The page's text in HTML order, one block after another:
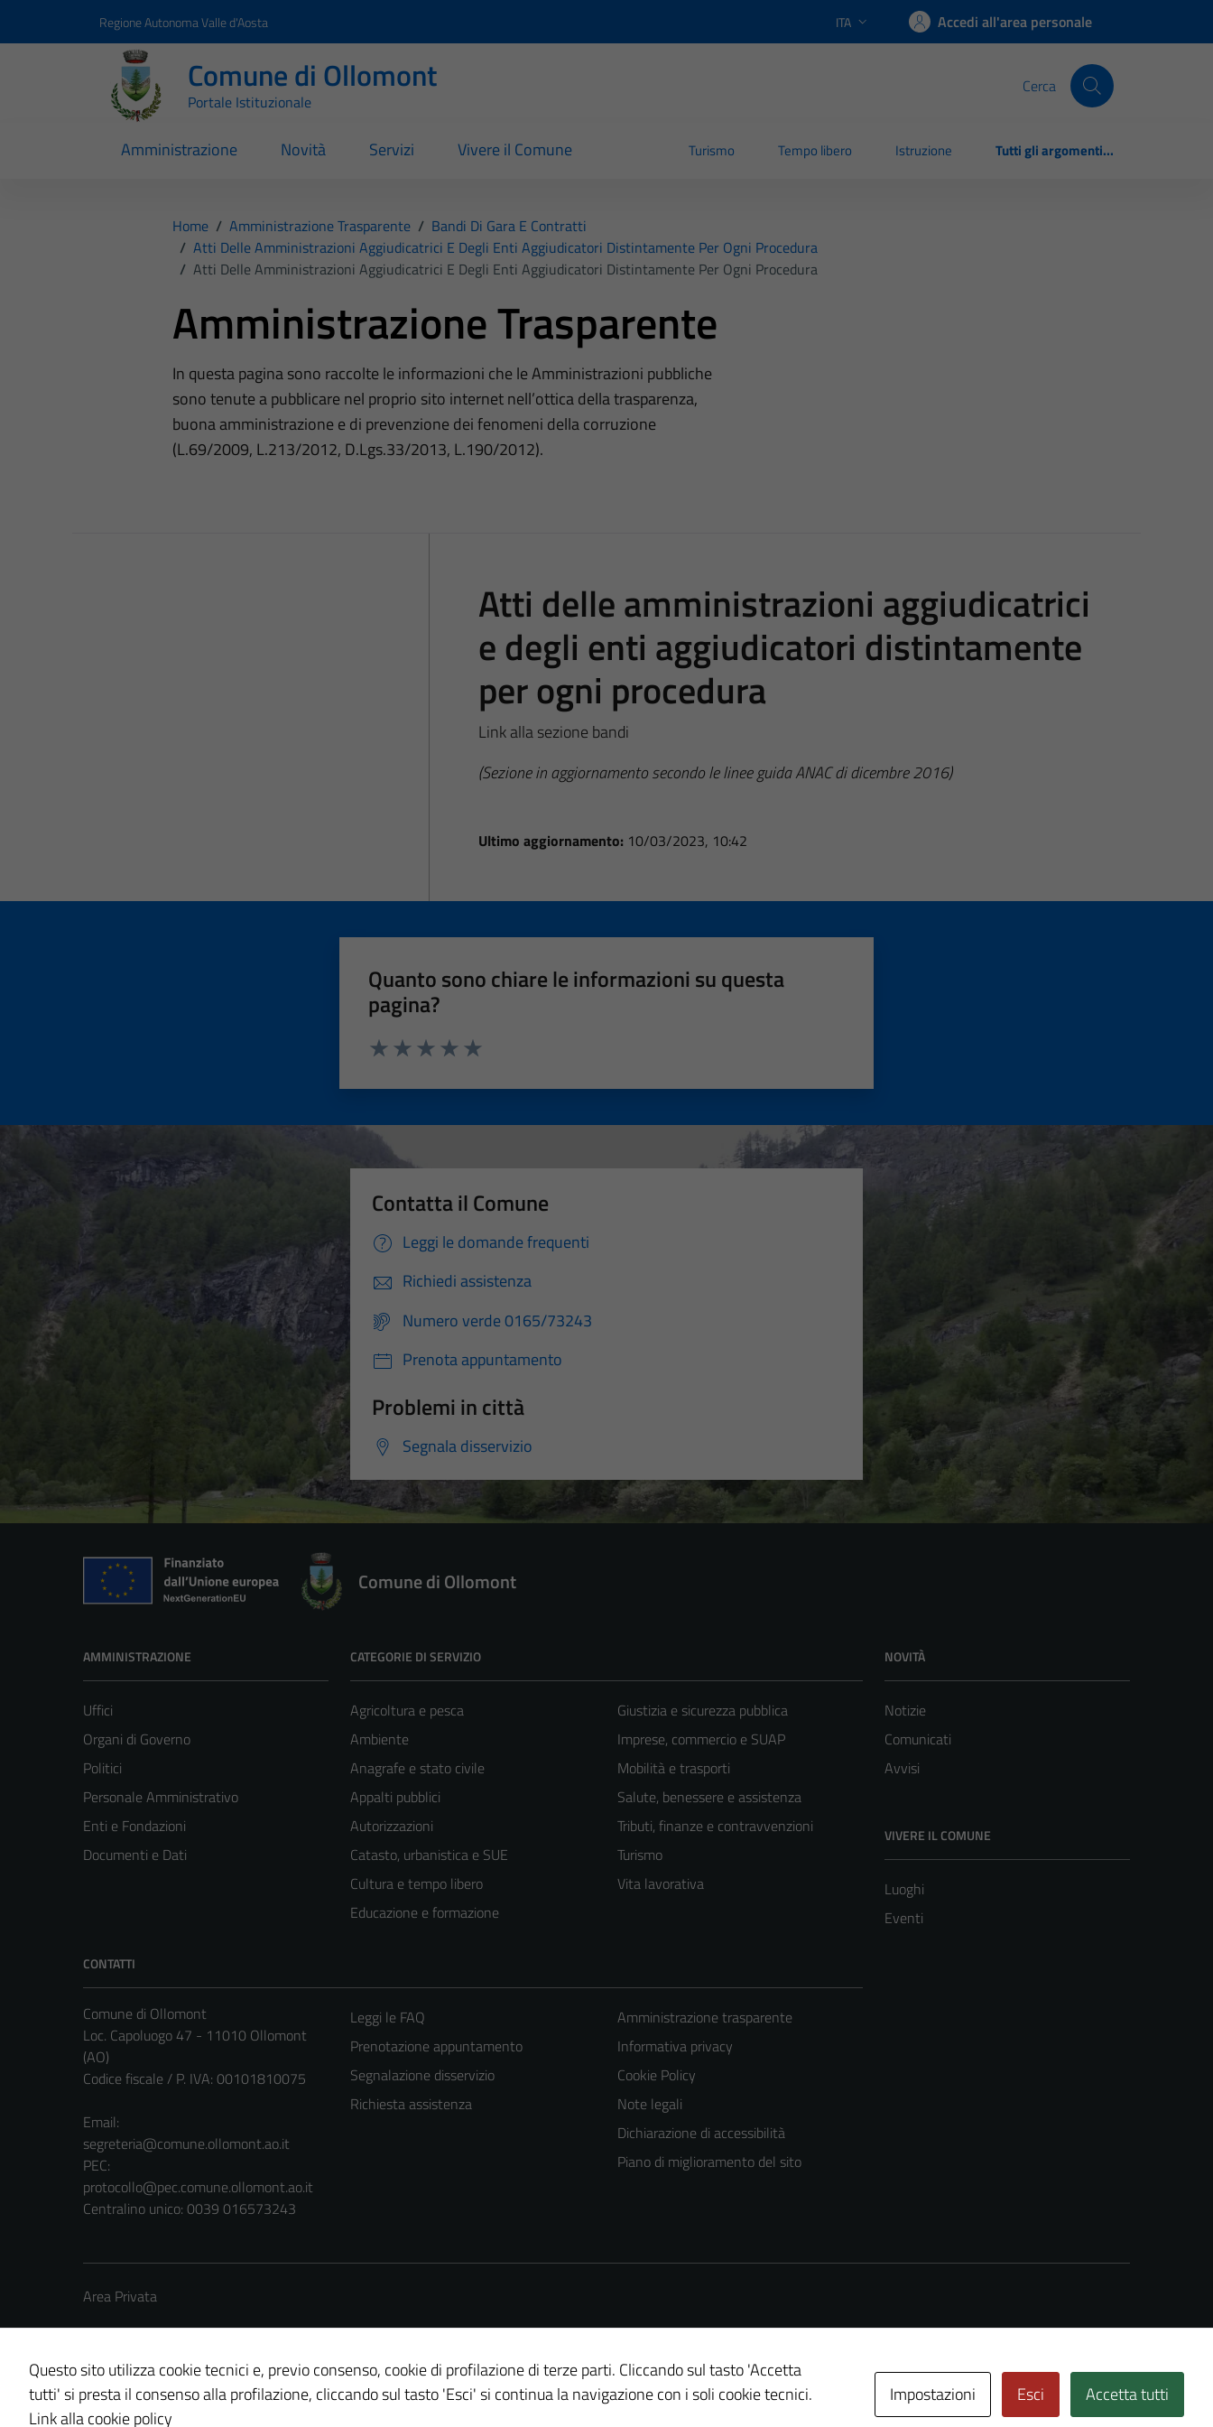
Regione Autonoma Valle d'Aosta Lingua attiva:
ITA Accedi all'area personale
Comune di Ollomont
Portale Istituzionale
Cerca
Amministrazione Novità Servizi Vivere il Comune Turismo Tempo libero Istruzione Tutti gli argomenti...
Home / Amministrazione Trasparente / Bandi Di Gara E Contratti
/ Atti Delle Amministrazioni Aggiudicatrici E Degli Enti Aggiudicatori Distintamente Per Ogni Procedura
/ Atti Delle Amministrazioni Aggiudicatrici E Degli Enti Aggiudicatori Distintamente Per Ogni Procedura
Amministrazione Trasparente
In questa pagina sono raccolte le informazioni che le Amministrazioni pubbliche
sono tenute a pubblicare nel proprio sito internet nell’ottica della trasparenza,
buona amministrazione e di prevenzione dei fenomeni della corruzione
(L.69/2009, L.213/2012, D.Lgs.33/2013, L.190/2012).
Atti delle amministrazioni aggiudicatrici
e degli enti aggiudicatori distintamente
per ogni procedura
Link alla sezione bandi
(Sezione in aggiornamento secondo le linee guida ANAC di dicembre 2016)
Ultimo aggiornamento: 10/03/2023, 10:42
Quanto sono chiare le informazioni su questa
pagina?
Contatta il Comune
Leggi le domande frequenti
Richiedi assistenza
Numero verde 0165/73243
Prenota appuntamento
Problemi in città
Segnala disservizio
Comune di Ollomont
AMMINISTRAZIONE
Uffici
Organi di Governo
Politici
Personale Amministrativo
Enti e Fondazioni
Documenti e Dati
CATEGORIE DI SERVIZIO
Agricoltura e pesca
Ambiente
Anagrafe e stato civile
Appalti pubblici
Autorizzazioni
Catasto, urbanistica e SUE
Cultura e tempo libero
Educazione e formazione
Giustizia e sicurezza pubblica
Imprese, commercio e SUAP
Mobilità e trasporti
Salute, benessere e assistenza
Tributi, finanze e contravvenzioni
Turismo
Vita lavorativa
NOVITÀ
Notizie
Comunicati
Avvisi
VIVERE IL COMUNE
Luoghi
Eventi
CONTATTI
Comune di Ollomont
Loc. Capoluogo 47 - 11010 Ollomont
(AO)
Codice fiscale / P. IVA: 00101810075
Email:
segreteria@comune.ollomont.ao.it
PEC:
protocollo@pec.comune.ollomont.ao.it
Centralino unico: 0039 016573243
Leggi le FAQ
Prenotazione appuntamento
Segnalazione disservizio
Richiesta assistenza
Amministrazione trasparente
Informativa privacy
Cookie Policy
Note legali
Dichiarazione di accessibilità
Piano di miglioramento del sito
Area Privata
Credits: © Technical Design s.r.l.
Questo sito utilizza cookie tecnici e, previo consenso, cookie di profilazione di terze parti. Cliccando sul tasto 'Accetta
tutti' si presta il consenso alla profilazione, cliccando sul tasto 'Esci' si continua la navigazione con i soli cookie tecnici.
Link alla cookie policy
Impostazioni Esci Accetta tutti